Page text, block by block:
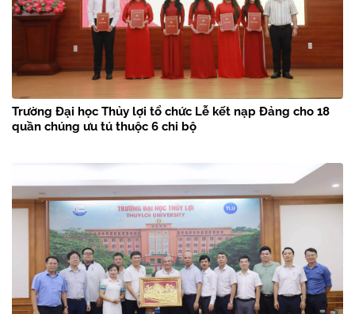
Trường Đại học Thủy lợi tổ chức Lễ kết nạp Đảng cho 18
quần chúng ưu tú thuộc 6 chi bộ